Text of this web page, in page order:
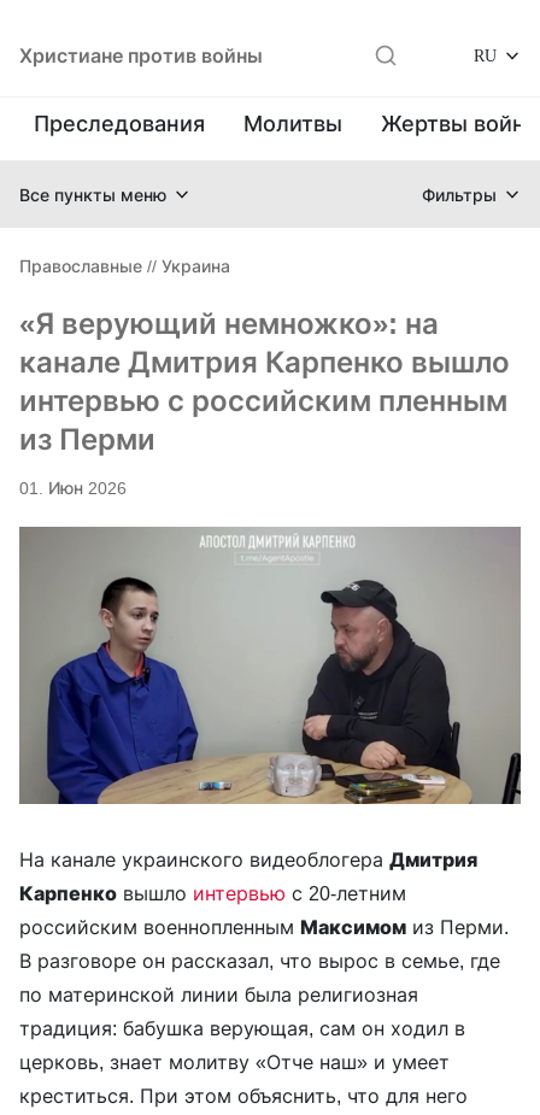
Христиане против войны RU
Преследования Молитвы Жертвы
Все пункты меню Фильтры
Православные // Украина
«Я верующий немножко»: на
канале Дмитрия Карпенко вышло
интервью с российским пленным
из Перми
01. Июн 2026
На канале украинского видеоблогера Дмитрия
Карпенко вышло интервью с 20-летним
российским военнопленным Максимом из Перми.
В разговоре он рассказал, что вырос в семье, где
по материнской линии была религиозная
традиция: бабушка верующая, сам он ходил в
церковь, знает молитву «Отче наш» и умеет
креститься. При этом объяснить, что для него